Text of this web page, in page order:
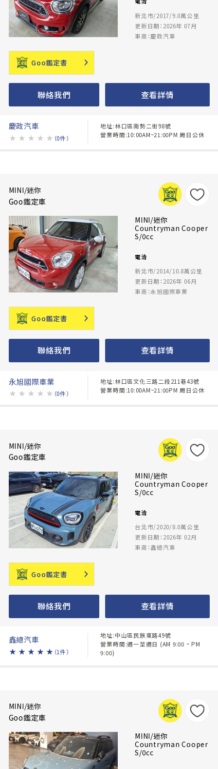
新北市/2017/9.0萬公里
更新日期：2026年 07月
車商：慶政汽車
Goo鑑定書
聯絡我們 查看詳情
慶政汽車
★ ★ ★ ★ ★ （0件）
地址:林口區南勢二街98號
營業時間:10:00AM~21:00PM 周日公休
MINI/迷你
Goo鑑定車
MINI/迷你
Countryman Cooper
S/0cc
電洽
新北市/2014/10.8萬公里
更新日期：2026年 06月
車商：永旭國際車業
Goo鑑定書
聯絡我們 查看詳情
永旭國際車業
★ ★ ★ ★ ★ （0件）
地址:林口區文化三路二段211巷43號
營業時間:10:00AM~21:00PM 周日公休
MINI/迷你
Goo鑑定車
MINI/迷你
Countryman Cooper
S/0cc
電洽
台北市/2020/8.0萬公里
更新日期：2026年 02月
車商：鑫總汽車
Goo鑑定書
聯絡我們 查看詳情
鑫總汽車
★ ★ ★ ★ ★ （1件）
地址:中山區民族東路49號
營業時間:週一至週日 (AM 9:00 ~ PM
9:00)
MINI/迷你
Goo鑑定車
MINI/迷你
Countryman Cooper
S/0cc